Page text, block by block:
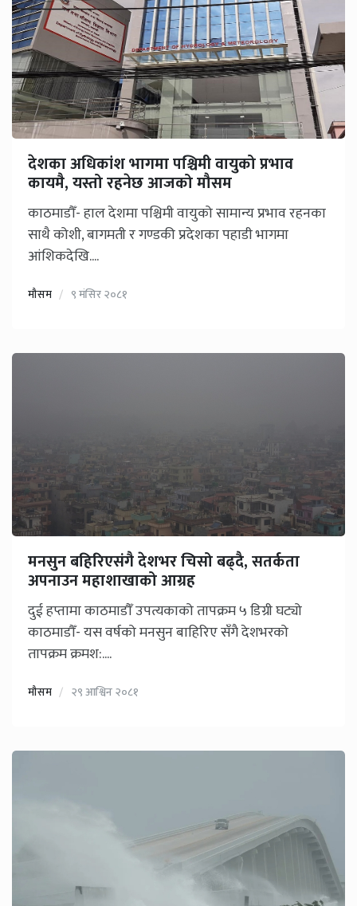
देशका अधिकांश भागमा पश्चिमी वायुको प्रभाव
कायमै, यस्तो रहनेछ आजको मौसम
काठमाडौँ- हाल देशमा पश्चिमी वायुको सामान्य प्रभाव रहनका
साथै कोशी, बागमती र गण्डकी प्रदेशका पहाडी भागमा
आंशिकदेखि....
मौसम ९ मंसिर २०८१
मनसुन बहिरिएसंगै देशभर चिसो बढ्दै, सतर्कता
अपनाउन महाशाखाको आग्रह
दुई हप्तामा काठमाडौँ उपत्यकाको तापक्रम ५ डिग्री घट्यो
काठमाडौँ- यस वर्षको मनसुन बाहिरिए सँगै देशभरको
तापक्रम क्रमश:....
मौसम २९ आश्विन २०८१